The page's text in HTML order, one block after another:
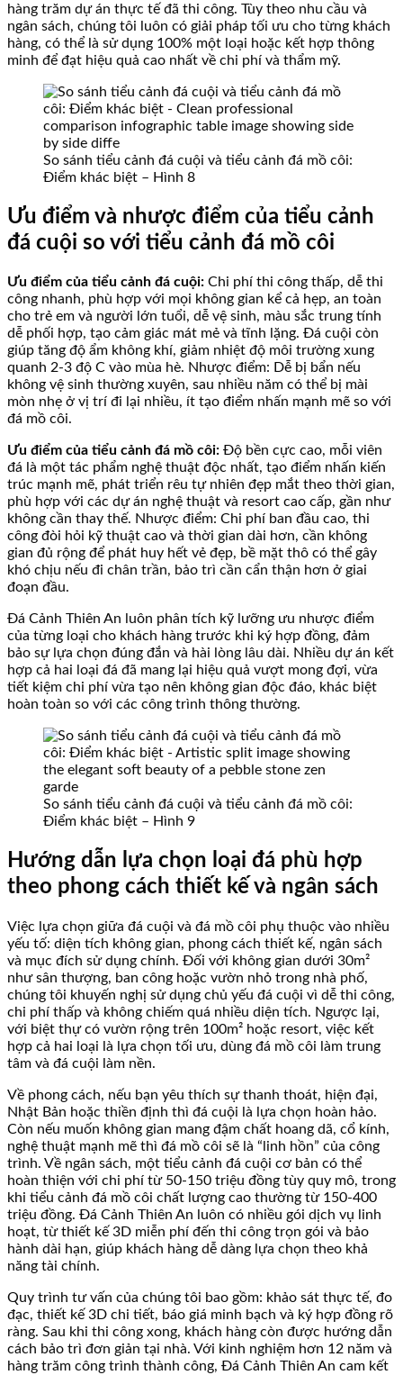
hàng trăm dự án thực tế đã thi công. Tùy theo nhu cầu và
ngân sách, chúng tôi luôn có giải pháp tối ưu cho từng khách
hàng, có thể là sử dụng 100% một loại hoặc kết hợp thông
minh để đạt hiệu quả cao nhất về chi phí và thẩm mỹ.
So sánh tiểu cảnh đá cuội và tiểu cảnh đá mồ côi:
Điểm khác biệt – Hình 8
Ưu điểm và nhược điểm của tiểu cảnh
đá cuội so với tiểu cảnh đá mồ côi
Ưu điểm của tiểu cảnh đá cuội: Chi phí thi công thấp, dễ thi
công nhanh, phù hợp với mọi không gian kể cả hẹp, an toàn
cho trẻ em và người lớn tuổi, dễ vệ sinh, màu sắc trung tính
dễ phối hợp, tạo cảm giác mát mẻ và tĩnh lặng. Đá cuội còn
giúp tăng độ ẩm không khí, giảm nhiệt độ môi trường xung
quanh 2-3 độ C vào mùa hè. Nhược điểm: Dễ bị bẩn nếu
không vệ sinh thường xuyên, sau nhiều năm có thể bị mài
mòn nhẹ ở vị trí đi lại nhiều, ít tạo điểm nhấn mạnh mẽ so với
đá mồ côi.
Ưu điểm của tiểu cảnh đá mồ côi: Độ bền cực cao, mỗi viên
đá là một tác phẩm nghệ thuật độc nhất, tạo điểm nhấn kiến
trúc mạnh mẽ, phát triển rêu tự nhiên đẹp mắt theo thời gian,
phù hợp với các dự án nghệ thuật và resort cao cấp, gần như
không cần thay thế. Nhược điểm: Chi phí ban đầu cao, thi
công đòi hỏi kỹ thuật cao và thời gian dài hơn, cần không
gian đủ rộng để phát huy hết vẻ đẹp, bề mặt thô có thể gây
khó chịu nếu đi chân trần, bảo trì cần cẩn thận hơn ở giai
đoạn đầu.
Đá Cảnh Thiên An luôn phân tích kỹ lưỡng ưu nhược điểm
của từng loại cho khách hàng trước khi ký hợp đồng, đảm
bảo sự lựa chọn đúng đắn và hài lòng lâu dài. Nhiều dự án kết
hợp cả hai loại đá đã mang lại hiệu quả vượt mong đợi, vừa
tiết kiệm chi phí vừa tạo nên không gian độc đáo, khác biệt
hoàn toàn so với các công trình thông thường.
So sánh tiểu cảnh đá cuội và tiểu cảnh đá mồ côi:
Điểm khác biệt – Hình 9
Hướng dẫn lựa chọn loại đá phù hợp
theo phong cách thiết kế và ngân sách
Việc lựa chọn giữa đá cuội và đá mồ côi phụ thuộc vào nhiều
yếu tố: diện tích không gian, phong cách thiết kế, ngân sách
và mục đích sử dụng chính. Đối với không gian dưới 30m²
như sân thượng, ban công hoặc vườn nhỏ trong nhà phố,
chúng tôi khuyến nghị sử dụng chủ yếu đá cuội vì dễ thi công,
chi phí thấp và không chiếm quá nhiều diện tích. Ngược lại,
với biệt thự có vườn rộng trên 100m² hoặc resort, việc kết
hợp cả hai loại là lựa chọn tối ưu, dùng đá mồ côi làm trung
tâm và đá cuội làm nền.
Về phong cách, nếu bạn yêu thích sự thanh thoát, hiện đại,
Nhật Bản hoặc thiền định thì đá cuội là lựa chọn hoàn hảo.
Còn nếu muốn không gian mang đậm chất hoang dã, cổ kính,
nghệ thuật mạnh mẽ thì đá mồ côi sẽ là “linh hồn” của công
trình. Về ngân sách, một tiểu cảnh đá cuội cơ bản có thể
hoàn thiện với chi phí từ 50-150 triệu đồng tùy quy mô, trong
khi tiểu cảnh đá mồ côi chất lượng cao thường từ 150-400
triệu đồng. Đá Cảnh Thiên An luôn có nhiều gói dịch vụ linh
hoạt, từ thiết kế 3D miễn phí đến thi công trọn gói và bảo
hành dài hạn, giúp khách hàng dễ dàng lựa chọn theo khả
năng tài chính.
Quy trình tư vấn của chúng tôi bao gồm: khảo sát thực tế, đo
đạc, thiết kế 3D chi tiết, báo giá minh bạch và ký hợp đồng rõ
ràng. Sau khi thi công xong, khách hàng còn được hướng dẫn
cách bảo trì đơn giản tại nhà. Với kinh nghiệm hơn 12 năm và
hàng trăm công trình thành công, Đá Cảnh Thiên An cam kết